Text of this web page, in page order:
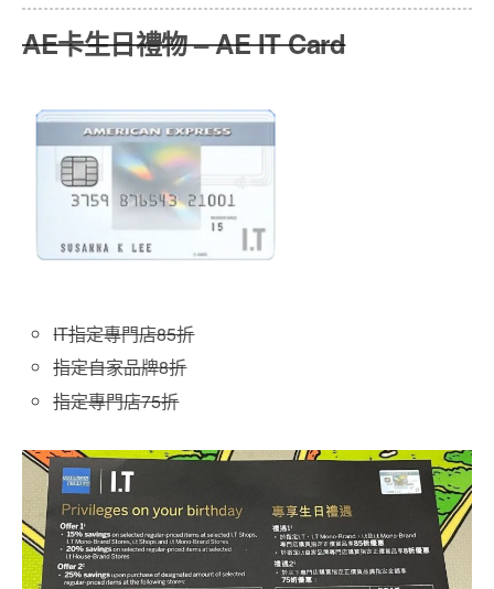
AE卡生日禮物 – AE IT Card
IT指定專門店85折
指定自家品牌8折
指定專門店75折